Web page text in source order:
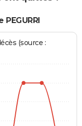
(source :